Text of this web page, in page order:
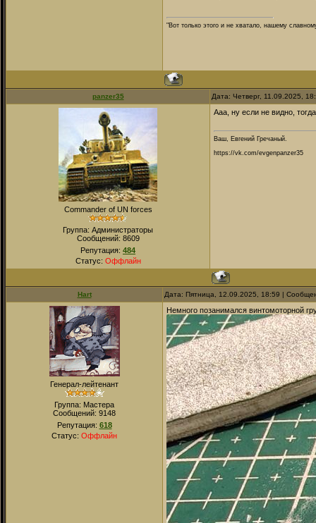
"Вот только этого и не хватало, нашему
panzer35 Дата: Четверг, 11.09.2025,
Commander of UN forces
Группа: Администраторы
Сообщений: 8609
Репутация: 484
Статус: Оффлайн
Ааа, ну если не видно,
Ваш, Евгений Гречаный.
https://vk.com/evgenpanzer35
Hart Дата: Пятница, 12.09.2025, 18:59 |
Генерал-лейтенант
Группа: Мастера
Сообщений: 9148
Репутация: 618
Статус: Оффлайн
Немного позанимался винтомоторной